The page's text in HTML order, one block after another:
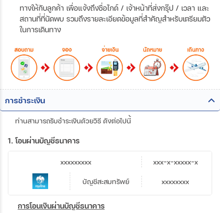
ทางให้กับลูกค้า เพื่อแจ้งถึงชื่อไกด์ / เจ้าหน้าที่ส่งกรุ๊ป / เวลา และ
สถานที่ที่นัดพบ รวมถึงรายละเอียดข้อมูลที่สำคัญสำหรับเตรียมตัว
ในการเดินทาง
การชำระเงิน
ท่านสามารถรับชำระเงินด้วยวิธี ดังต่อไปนี้
1. โอนผ่านบัญชีธนาคาร
บัญชีสะสมทรัพย์
xxxxxxxxx
xxxxxxxx
xxx-x-xxxxx-x
การโอนเงินผ่านบัญชีธนาคาร